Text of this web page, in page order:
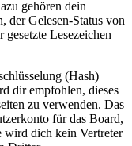
gehören dein
der Gelesen-Status von
Lesezeichen
(Hash)
dir empfohlen, dieses
zu verwenden. Das
für das Board,
wird dich kein Vertreter